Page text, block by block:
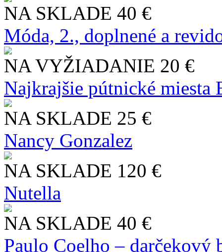
NA SKLADE 40 €
Móda, 2., doplnené a
NA VYŽIADANIE 20 €
Najkrajšie pútnické miesta
NA SKLADE 25 €
Nancy Gonzalez
NA SKLADE 120 €
Nutella
NA SKLADE 40 €
Paulo Coelho – darčekový